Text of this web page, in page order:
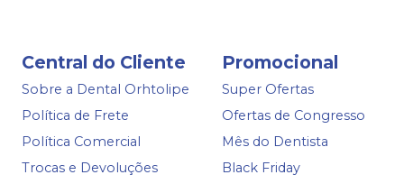
Central do Cliente
Sobre a Dental Orhtolipe
Política de Frete
Política Comercial
Trocas e Devoluções
Promocional
Super Ofertas
Ofertas de Congresso
Mês do Dentista
Black Friday